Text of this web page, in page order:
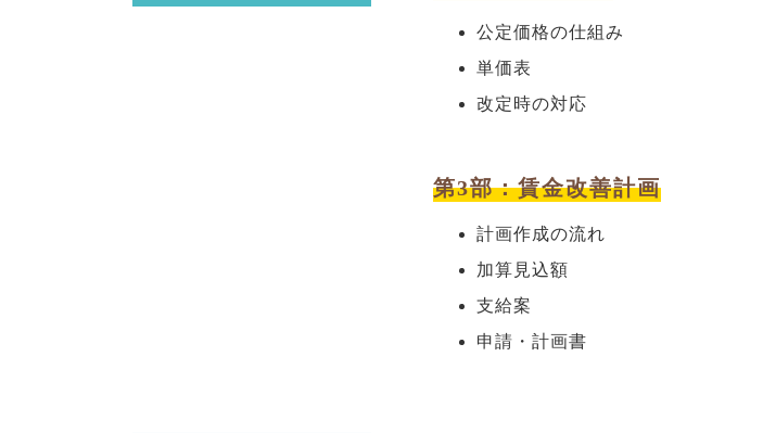
公定価格の仕組み
単価表
改定時の対応
第3部：賃金改善計画
計画作成の流れ
加算見込額
支給案
申請・計画書